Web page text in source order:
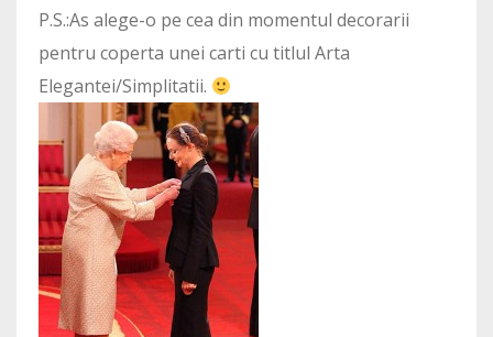
P.S.:As alege-o pe cea din momentul decorarii
pentru coperta unei carti cu titlul Arta
Elegantei/Simplitatii.